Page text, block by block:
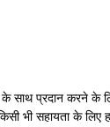
के साथ प्रदान करने के
भी सहायता के